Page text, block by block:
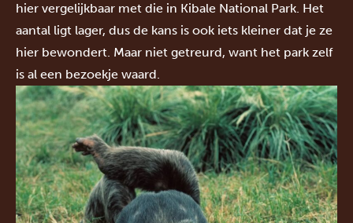
hier vergelijkbaar met die in Kibale National Park. Het
aantal ligt lager, dus de kans is ook iets kleiner dat je ze
hier bewondert. Maar niet getreurd, want het park zelf
is al een bezoekje waard.